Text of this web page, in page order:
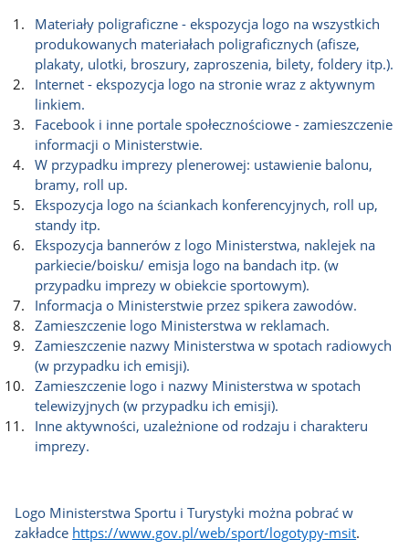
Materiały poligraficzne - ekspozycja logo na wszystkich
produkowanych materiałach poligraficznych (afisze,
plakaty, ulotki, broszury, zaproszenia, bilety, foldery itp.).
Internet - ekspozycja logo na stronie wraz z aktywnym
linkiem.
Facebook i inne portale społecznościowe - zamieszczenie
informacji o Ministerstwie.
W przypadku imprezy plenerowej: ustawienie balonu,
bramy, roll up.
Ekspozycja logo na ściankach konferencyjnych, roll up,
standy itp.
Ekspozycja bannerów z logo Ministerstwa, naklejek na
parkiecie/boisku/ emisja logo na bandach itp. (w
przypadku imprezy w obiekcie sportowym).
Informacja o Ministerstwie przez spikera zawodów.
Zamieszczenie logo Ministerstwa w reklamach.
Zamieszczenie nazwy Ministerstwa w spotach radiowych
(w przypadku ich emisji).
Zamieszczenie logo i nazwy Ministerstwa w spotach
telewizyjnych (w przypadku ich emisji).
Inne aktywności, uzależnione od rodzaju i charakteru
imprezy.
Logo Ministerstwa Sportu i Turystyki można pobrać w
zakładce https://www.gov.pl/web/sport/logotypy-msit.